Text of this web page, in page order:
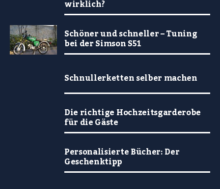
wirklich?
Schöner und schneller – Tuning
bei der Simson S51
Schnullerketten selber machen
Die richtige Hochzeitsgarderobe
für die Gäste
Personalisierte Bücher: Der
Geschenktipp